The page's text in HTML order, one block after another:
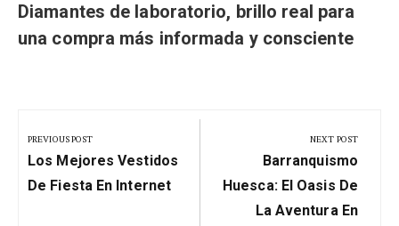
Diamantes de laboratorio, brillo real para
una compra más informada y consciente
de
entradas
PREVIOUS POST
Previous
Post:
Los Mejores Vestidos
De Fiesta En Internet
NEXT POST
Next
Post:
Barranquismo
Huesca: El Oasis De
La Aventura En